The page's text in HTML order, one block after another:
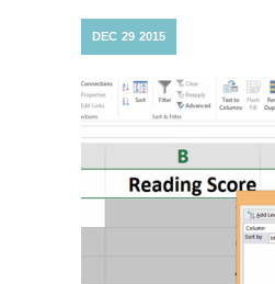
DEC 29 2015